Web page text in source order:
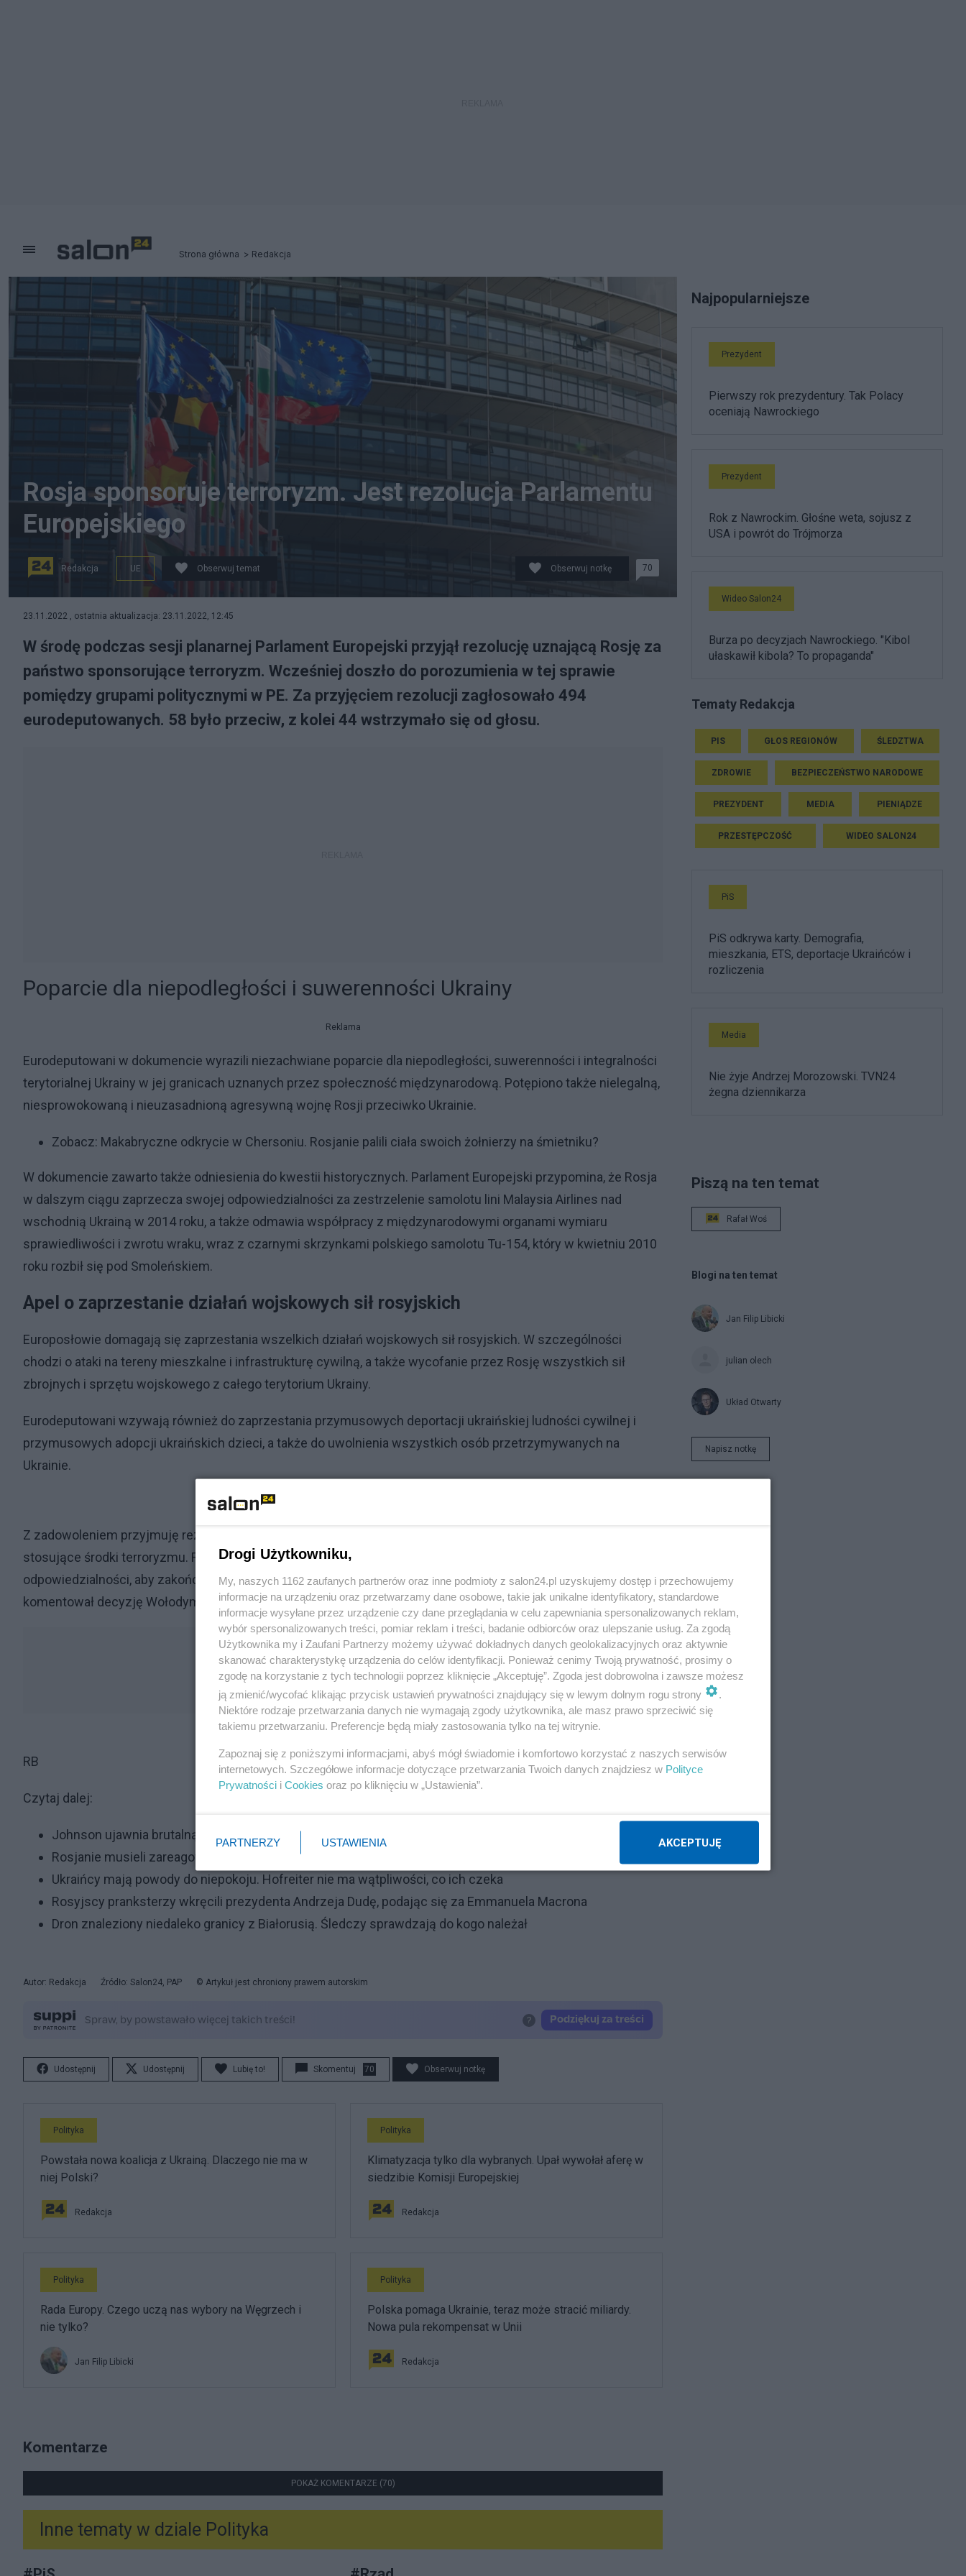
Strona główna Redakcja
Rosja sponsoruje terroryzm. Jest rezolucja Parlamentu
Europejskiego
Redakcja UE Obserwuj temat Obserwuj notkę 70
23.11.2022 , ostatnia aktualizacja: 23.11.2022, 12:45
W środę podczas sesji planarnej Parlament Europejski przyjął rezolucję uznającą Rosję za
państwo sponsorujące terroryzm. Wcześniej doszło do porozumienia w tej sprawie
pomiędzy grupami politycznymi w PE. Za przyjęciem rezolucji zagłosowało 494
eurodeputowanych. 58 było przeciw, z kolei 44 wstrzymało się od głosu.
Poparcie dla niepodległości i suwerenności Ukrainy
Reklama
Eurodeputowani w dokumencie wyrazili niezachwiane poparcie dla niepodległości, suwerenności i integralności
terytorialnej Ukrainy w jej granicach uznanych przez społeczność międzynarodową. Potępiono także nielegalną,
niesprowokowaną i nieuzasadnioną agresywną wojnę Rosji przeciwko Ukrainie.
Zobacz: Makabryczne odkrycie w Chersoniu. Rosjanie palili ciała swoich żołnierzy na śmietniku?
W dokumencie zawarto także odniesienia do kwestii historycznych. Parlament Europejski przypomina, że Rosja
w dalszym ciągu zaprzecza swojej odpowiedzialności za zestrzelenie samolotu lini Malaysia Airlines nad
wschodnią Ukrainą w 2014 roku, a także odmawia współpracy z międzynarodowymi organami wymiaru
sprawiedliwości i zwrotu wraku, wraz z czarnymi skrzynkami polskiego samolotu Tu-154, który w kwietniu 2010
roku rozbił się pod Smoleńskiem.
Apel o zaprzestanie działań wojskowych sił rosyjskich
Europosłowie domagają się zaprzestania wszelkich działań wojskowych sił rosyjskich. W szczególności
chodzi o ataki na tereny mieszkalne i infrastrukturę cywilną, a także wycofanie przez Rosję wszystkich sił
zbrojnych i sprzętu wojskowego z całego terytorium Ukrainy.
Eurodeputowani wzywają również do zaprzestania przymusowych deportacji ukraińskiej ludności cywilnej i
przymusowych adopcji ukraińskich dzieci, a także do uwolnienia wszystkich osób przetrzymywanych na
Ukrainie.
Z zadowoleniem przyjmuję rezolucję europarlamentu o uznaniu Rosji za państwo sponsorujące terroryzm i
stosujące środki terroryzmu. Rosja musi zostać odizolowana na wszystkich poziomach i pociągnięta do
odpowiedzialności, aby zakończyć swoją długoletnią politykę terroryzmu na Ukrainie i na całym świecie -
komentował decyzję Wołodymyr Zełenski, prezydent Ukrainy.
RB
Czytaj dalej:
Johnson ujawnia brutalną prawdę. Zachód tylko czekał, aż Ukraina się wykrwawi
Rosjanie musieli zareagować na Krymie, są pełni obaw. W ruch poszły drony
Ukraińcy mają powody do niepokoju. Hofreiter nie ma wątpliwości, co ich czeka
Rosyjscy pranksterzy wkręcili prezydenta Andrzeja Dudę, podając się za Emmanuela Macrona
Dron znaleziony niedaleko granicy z Białorusią. Śledczy sprawdzają do kogo należał
Autor: Redakcja Źródło: Salon24, PAP © Artykuł jest chroniony prawem autorskim
Udostępnij Udostępnij Lubię to! Skomentuj 70 Obserwuj notkę
Polityka
Powstała nowa koalicja z Ukrainą. Dlaczego nie ma w
niej Polski?
Redakcja
Polityka
Klimatyzacja tylko dla wybranych. Upał wywołał aferę w
siedzibie Komisji Europejskiej
Redakcja
Polityka
Rada Europy. Czego uczą nas wybory na Węgrzech i
nie tylko?
Jan Filip Libicki
Polityka
Polska pomaga Ukrainie, teraz może stracić miliardy.
Nowa pula rekompensat w Unii
Redakcja
Komentarze
POKAŻ KOMENTARZE (70)
Inne tematy w dziale Polityka
Najpopularniejsze
Prezydent
Pierwszy rok prezydentury. Tak Polacy
oceniają Nawrockiego
Prezydent
Rok z Nawrockim. Głośne weta, sojusz z
USA i powrót do Trójmorza
Wideo Salon24
Burza po decyzjach Nawrockiego. "Kibol
ułaskawił kibola? To propaganda"
Tematy Redakcja
PIS GŁOS REGIONÓW ŚLEDZTWA
ZDROWIE BEZPIECZEŃSTWO NARODOWE
PREZYDENT MEDIA PIENIĄDZE
PRZESTĘPCZOŚĆ WIDEO SALON24
PiS
PiS odkrywa karty. Demografia,
mieszkania, ETS, deportacje Ukraińców i
rozliczenia
Media
Nie żyje Andrzej Morozowski. TVN24
żegna dziennikarza
Piszą na ten temat
Rafał Woś
Blogi na ten temat
Jan Filip Libicki
julian olech
Układ Otwarty
Napisz notkę
Drogi Użytkowniku,
My, naszych 1162 zaufanych partnerów oraz inne podmioty z salon24.pl uzyskujemy dostęp i przechowujemy
informacje na urządzeniu oraz przetwarzamy dane osobowe, takie jak unikalne identyfikatory, standardowe
informacje wysyłane przez urządzenie czy dane przeglądania w celu zapewniania spersonalizowanych reklam,
wybór spersonalizowanych treści, pomiar reklam i treści, badanie odbiorców oraz ulepszanie usług. Za zgodą
Użytkownika my i Zaufani Partnerzy możemy używać dokładnych danych geolokalizacyjnych oraz aktywnie
skanować charakterystykę urządzenia do celów identyfikacji. Ponieważ cenimy Twoją prywatność, prosimy o
zgodę na korzystanie z tych technologii poprzez kliknięcie „Akceptuję”. Zgoda jest dobrowolna i zawsze możesz
ją zmienić/wycofać klikając przycisk ustawień prywatności znajdujący się w lewym dolnym rogu strony
.
Niektóre rodzaje przetwarzania danych nie wymagają zgody użytkownika, ale masz prawo sprzeciwić się
takiemu przetwarzaniu. Preferencje będą miały zastosowania tylko na tej witrynie.
Zapoznaj się z poniższymi informacjami, abyś mógł świadomie i komfortowo korzystać z naszych serwisów
internetowych. Szczegółowe informacje dotyczące przetwarzania Twoich danych znajdziesz w Polityce
Prywatności i Cookies oraz po kliknięciu w „Ustawienia”.
PARTNERZY USTAWIENIA AKCEPTUJĘ